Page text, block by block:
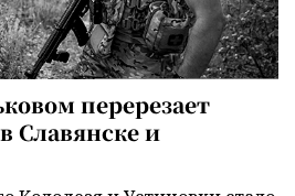
перерезает
Славянске и